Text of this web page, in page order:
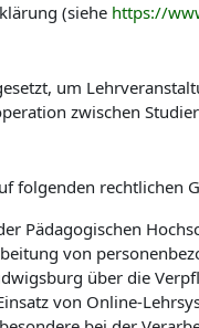
(siehe https://
um
zwischen
folgenden rechtlichen
von
über die
von Online-